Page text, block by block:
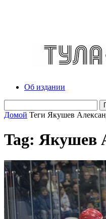
Об издании
Домой Теги Якушев
Tag: Якушев